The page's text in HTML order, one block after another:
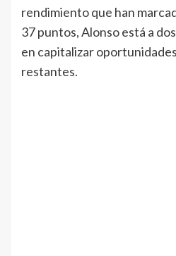
rendimiento que han
37 puntos, Alonso está a
en capitalizar
restantes.